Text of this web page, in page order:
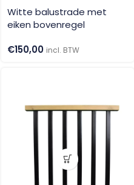
Witte balustrade met
eiken bovenregel
€150,00 incl. BTW